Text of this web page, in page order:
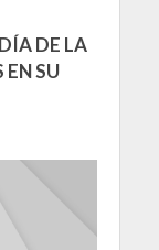
DE LA
SU